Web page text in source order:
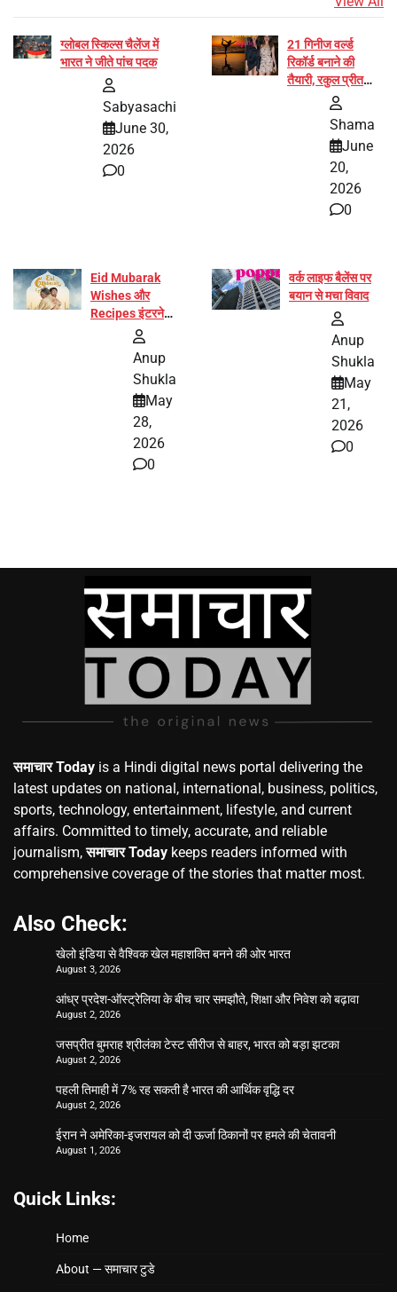
ग्लोबल स्किल्स चैलेंज में
भारत ने जीते पांच पदक
Sabyasachi
June 30,
2026
0
21 गिनीज वर्ल्ड
रिकॉर्ड बनाने की
तैयारी, रकुल प्रीत
और प्रज्ञा जायसवाल
Shama
June
20,
2026
0
Eid Mubarak
Wishes और
Recipes इंटरनेट
पर हुईं वायरल
Anup
Shukla
May
28,
2026
0
वर्क लाइफ बैलेंस पर
बयान से मचा विवाद
Anup
Shukla
May
21,
2026
0
समाचार Today is a Hindi digital news portal delivering the
latest updates on national, international, business, politics,
sports, technology, entertainment, lifestyle, and current
affairs. Committed to timely, accurate, and reliable
journalism,समाचार Today keeps readers informed with
comprehensive coverage of the stories that matter most.
Also Check:
खेलो इंडिया से वैश्विक खेल महाशक्ति बनने की ओर भारत
August 3, 2026
आंध्र प्रदेश-ऑस्ट्रेलिया के बीच चार समझौते, शिक्षा और निवेश को बढ़ावा
August 2, 2026
जसप्रीत बुमराह श्रीलंका टेस्ट सीरीज से बाहर, भारत को बड़ा झटका
August 2, 2026
पहली तिमाही में 7% रह सकती है भारत की आर्थिक वृद्धि दर
August 2, 2026
ईरान ने अमेरिका-इजरायल को दी ऊर्जा ठिकानों पर हमले की चेतावनी
August 1, 2026
Quick Links:
Home
About — समाचार टुडे